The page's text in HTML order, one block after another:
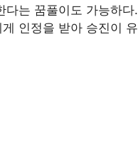
다는 꿈풀이도 가능하다.
인정을 받아 승진이 유